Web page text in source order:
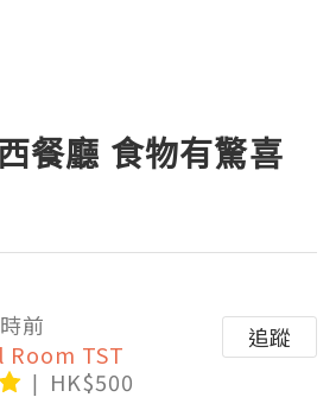
餐廳 食物有驚喜
前
Room TST
HK$500
追蹤